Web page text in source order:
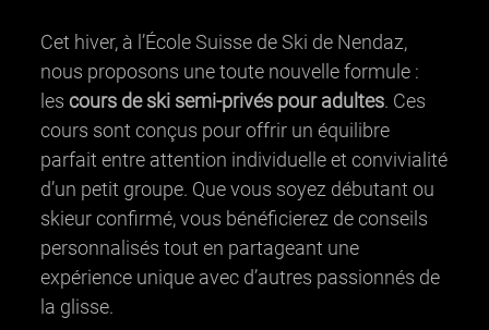
Cet hiver, à l’École Suisse de Ski de Nendaz,
nous proposons une toute nouvelle formule :
les cours de ski semi-privés pour adultes. Ces
cours sont conçus pour offrir un équilibre
parfait entre attention individuelle et convivialité
d’un petit groupe. Que vous soyez débutant ou
skieur confirmé, vous bénéficierez de conseils
personnalisés tout en partageant une
expérience unique avec d’autres passionnés de
la glisse.